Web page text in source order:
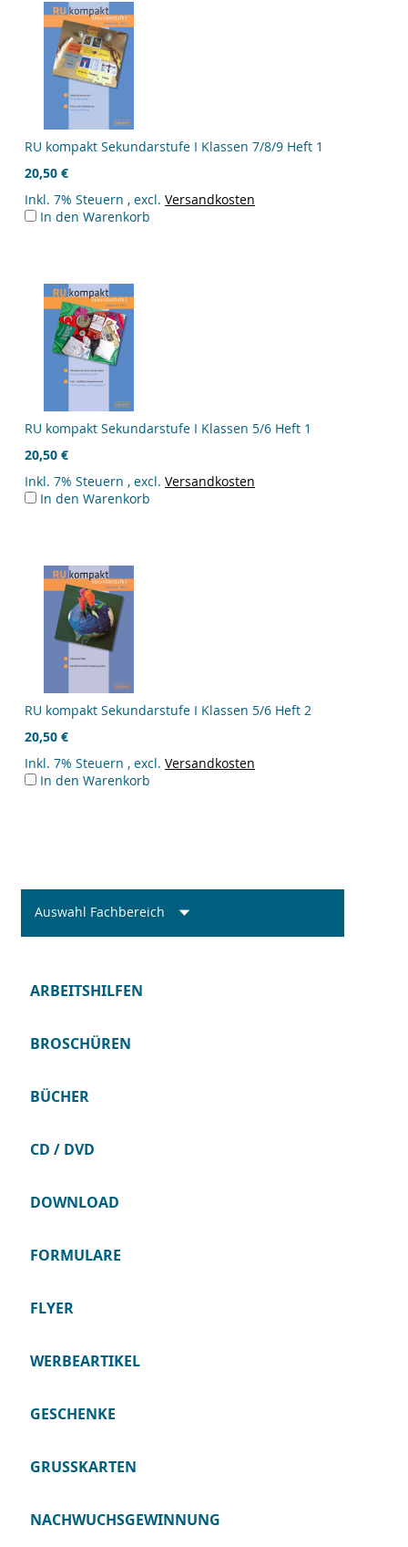
RU kompakt Sekundarstufe I Klassen 7/8/9 Heft 1
20,50 €
Inkl. 7% Steuern , excl. Versandkosten
In den Warenkorb
RU kompakt Sekundarstufe I Klassen 5/6 Heft 1
20,50 €
Inkl. 7% Steuern , excl. Versandkosten
In den Warenkorb
RU kompakt Sekundarstufe I Klassen 5/6 Heft 2
20,50 €
Inkl. 7% Steuern , excl. Versandkosten
In den Warenkorb
Auswahl Fachbereich
ARBEITSHILFEN
BROSCHÜREN
BÜCHER
CD / DVD
DOWNLOAD
FORMULARE
FLYER
WERBEARTIKEL
GESCHENKE
GRUSSKARTEN
NACHWUCHSGEWINNUNG